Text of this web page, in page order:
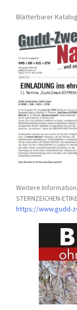
Blätterbarer
Weitere
STERNZEICHEN-
https://www.gudd-